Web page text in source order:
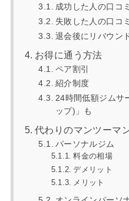
成功した人の口コミ
失敗した人の口コミ
退会後にリバウン
お得に通う方法
ペア割引
紹介制度
24時間低額ジムサ
ップ)」も
代わりのマンツーマ
パーソナルジム
料金の相場
デメリット
メリット